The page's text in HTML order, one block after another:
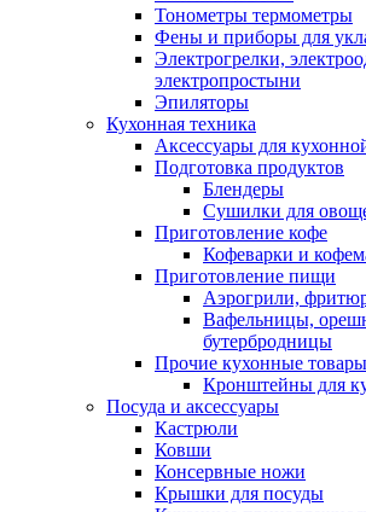
Тонометры термометры
Фены и приборы для
Электрогрелки,
электропростыни
Эпиляторы
Кухонная техника
Аксессуары для
Подготовка продуктов
Блендеры
Сушилки для
Приготовление кофе
Кофеварки и
Приготовление пищи
Аэрогрили,
Вафельницы,
бутербродницы
Прочие кухонные товары
Кронштейны для
Посуда и аксессуары
Кастрюли
Ковши
Консервные ножи
Крышки для посуды